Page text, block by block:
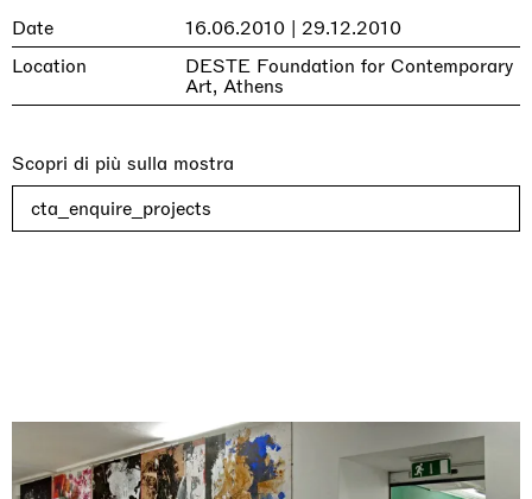
Date
16.06.2010 | 29.12.2010
Location
DESTE Foundation for Contemporary
Art, Athens
Scopri di più sulla mostra
cta_enquire_projects